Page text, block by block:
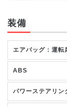
装備
エアバッグ：運転
ABS
パワーステアリン